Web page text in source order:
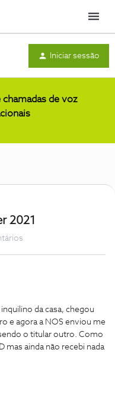
Menu
Iniciar sessão
de voz
2021
da casa, chegou
e agora a NOS enviou me
o titular outro. Como
mas ainda não recebi nada